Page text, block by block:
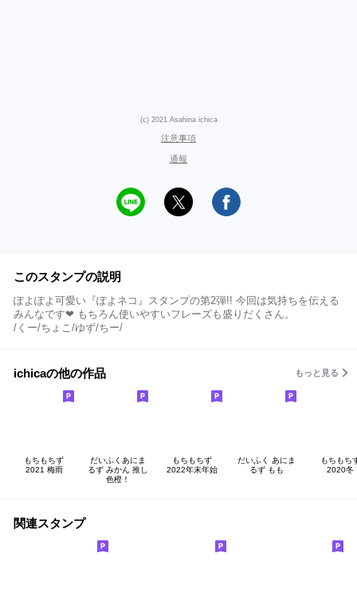
(c) 2021 Asahina ichica
注意事項
通報
このスタンプの説明
ぽよぽよ可愛い『ぽよネコ』スタンプの第2弾!! 今回は気持ちを伝える
みんなです❤︎ もちろん使いやすいフレーズも盛りだくさん。
/くー/ちょこ/ゆず/ちー/
ichicaの他の作品 もっと見る
もちもちず
2021 梅雨
だいふくあにま
るず みかん 推し
色橙！
もちもちず
2022年末年始
だいふく あにま
るず もも
もちもち
2020冬
関連スタンプ